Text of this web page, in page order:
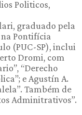
Politicos,
graduado pela
na Pontifícia
(PUC-SP), inclui
Dromi, com
“Derecho
e Agustín A.
Também de
Adminitrativos”.